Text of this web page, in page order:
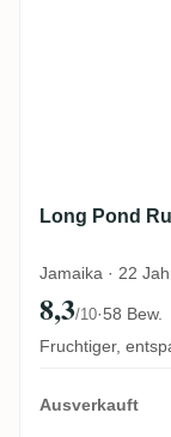
Long Pond
Jamaika · 22
8,3/10·58 Bew.
Fruchtiger,
Ausverkauft